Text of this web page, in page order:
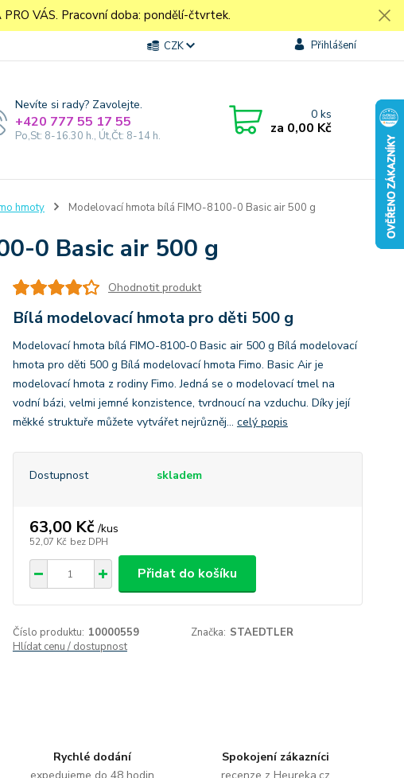
VÁS. Pracovní doba: pondělí-čtvrtek.
CZK Přihlášení
Nevíte si rady? Zavolejte.
+420 777 55 17 55
Po,St: 8-16.30 h., Út,Čt: 8-14 h.
0ks
za 0,00 Kč
hmoty Modelovací hmota bílá FIMO-8100-0 Basic air 500 g
0 Basic air 500 g
Ohodnotit produkt
Bílá modelovací hmota pro děti 500 g
Modelovací hmota bílá FIMO-8100-0 Basic air 500 g Bílá modelovací
hmota pro děti 500 g Bílá modelovací hmota Fimo. Basic Air je
modelovací hmota z rodiny Fimo. Jedná se o modelovací tmel na
vodní bázi, velmi jemné konzistence, tvrdnoucí na vzduchu. Díky její
měkké struktuře můžete vytvářet nejrůzněj... celý popis
Dostupnost skladem
63,00 Kč /kus
52,07 Kč bez DPH
Přidat do košíku
Číslo produktu: 10000559 Značka: STAEDTLER
Hlídat cenu / dostupnost
Rychlé dodání
Spokojení zákazníci